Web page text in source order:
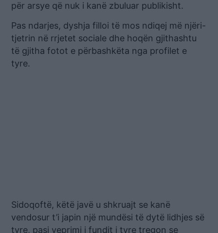
për arsye që nuk i kanë zbuluar publikisht.
Pas ndarjes, dyshja filloi të mos ndiqej më njëri-
tjetrin në rrjetet sociale dhe hoqën gjithashtu
të gjitha fotot e përbashkëta nga profilet e
tyre.
Sidoqoftë, këtë javë u shkruajt se kanë
vendosur t’i japin një mundësi të dytë lidhjes së
tyre, pasi veprimi i fundit i tyre tregon se